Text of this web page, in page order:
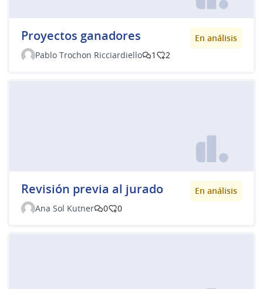
Proyectos ganadores
En análisis
Pablo Trochon Ricciardiello
1 2
Revisión previa al jurado
En análisis
Ana Sol Kutner
0 0